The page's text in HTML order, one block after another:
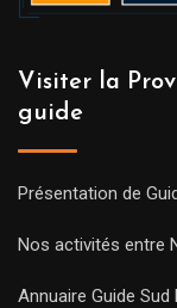
Visiter la
guide
Présentation de
Nos activités entre
Annuaire Guide Sud